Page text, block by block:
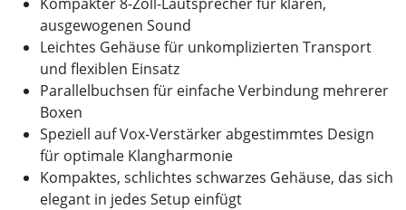
ausgewogenen Sound
Leichtes Gehäuse für unkomplizierten Transport
und flexiblen Einsatz
Parallelbuchsen für einfache Verbindung mehrerer
Boxen
Speziell auf Vox-Verstärker abgestimmtes Design
für optimale Klangharmonie
Kompaktes, schlichtes schwarzes Gehäuse, das sich
elegant in jedes Setup einfügt